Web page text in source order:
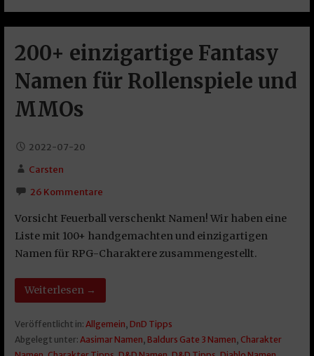
200+ einzigartige Fantasy
Namen für Rollenspiele und
MMOs
2022-07-20
Carsten
26 Kommentare
Vorsicht Feuerball verschenkt Namen! Wir haben eine
Liste mit 100+ handgemachten und einzigartigen
Namen für RPG-Charaktere zusammengestellt.
Weiterlesen →
Veröffentlicht in: Allgemein DnD Tipps
Abgelegt unter: Aasimar Namen Baldurs Gate 3 Namen Charakter